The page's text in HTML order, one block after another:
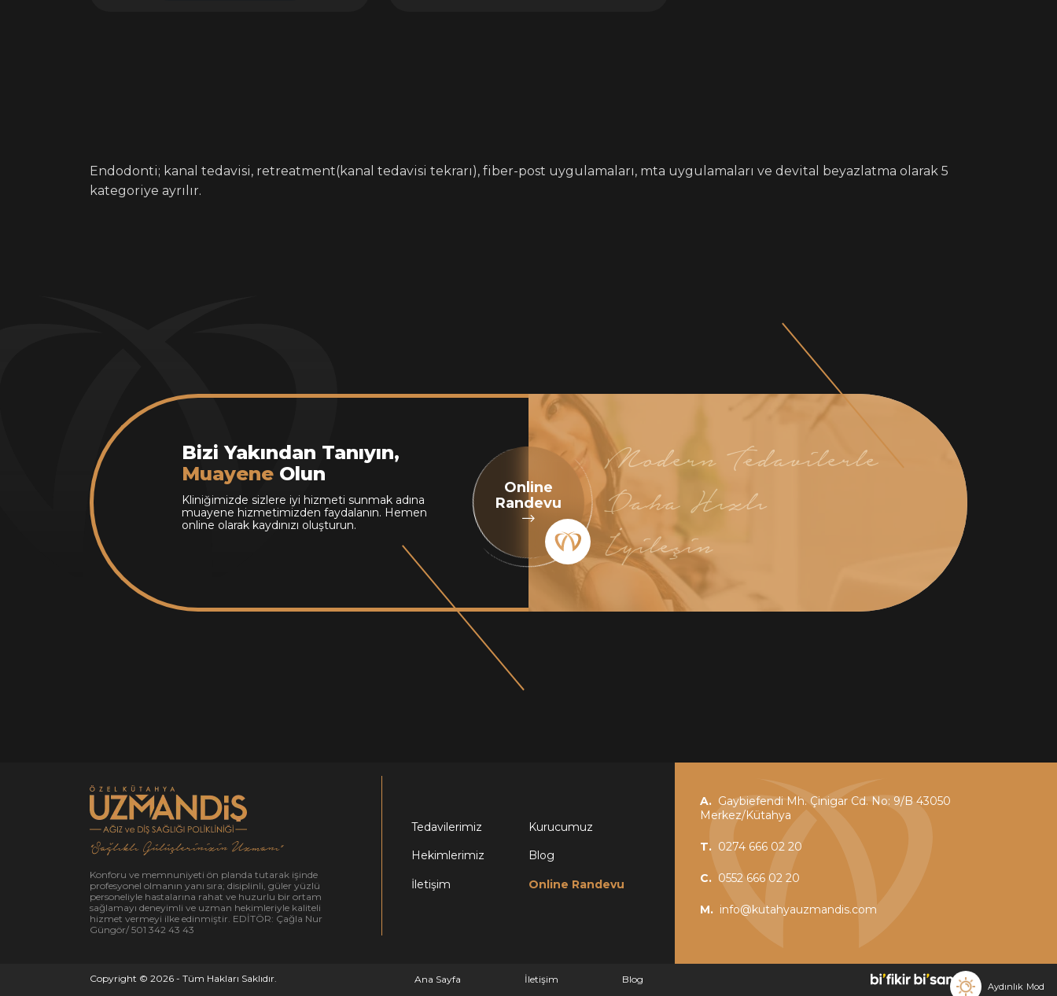
Endodonti; kanal tedavisi, retreatment(kanal tedavisi tekrarı), fiber-post uygulamaları, mta uygulamaları ve devital beyazlatma olarak 5
kategoriye ayrılır.
Bizi Yakından Tanıyın,
Muayene Olun
Kliniğimizde sizlere iyi hizmeti sunmak adına
muayene hizmetimizden faydalanın. Hemen
online olarak kaydınızı oluşturun.
Online
Randevu
Modern Tedavilerle
Daha Hızlı
İyileşin
“Sağlıklı Gülüşlerinizin Uzmanı”
Konforu ve memnuniyeti ön planda tutarak işinde
profesyonel olmanın yanı sıra; disiplinli, güler yüzlü
personeliyle hastalarına rahat ve huzurlu bir ortam
sağlamayı deneyimli ve uzman hekimleriyle kaliteli
hizmet vermeyi ilke edinmiştir. EDİTÖR: Çağla Nur
Güngör/ 501 342 43 43
Tedavilerimiz Kurucumuz
Hekimlerimiz Blog
İletişim Online Randevu
A. Gaybiefendi Mh. Çinigar Cd. No: 9/B 43050
Merkez/Kütahya
T. 0274 666 02 20
C. 0552 666 02 20
M. info@kutahyauzmandis.com
Copyright © 2026 - Tüm Hakları Saklıdır. Ana Sayfa İletişim Blog
Aydınlık Mod